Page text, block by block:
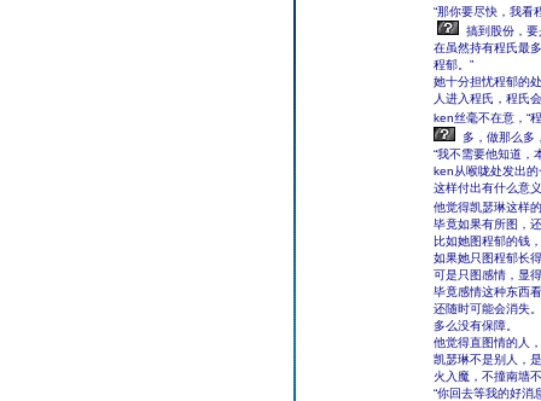
“那你要尽快，我看
搞到股份，
在虽然持有程氏最
程郁。”
她十分担忧程郁的
人进入程氏，程氏
ken丝毫不在意，“
多，做那么多
“我不需要他知道
ken从喉咙处发出
这样付出有什么意
他觉得凯瑟琳这样
毕竟如果有所图，
比如她图程郁的钱
如果她只图程郁长
可是只图感情，显
毕竟感情这种东西
还随时可能会消失。
多么没有保障。
他觉得直图情的人
凯瑟琳不是别人，
火入魔，不撞南墙
“你回去等我的好消